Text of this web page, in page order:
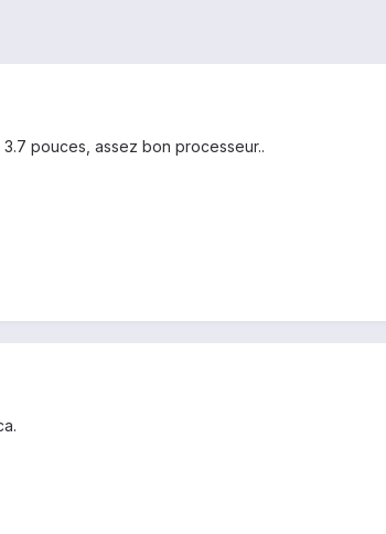
pouces, assez bon processeur..